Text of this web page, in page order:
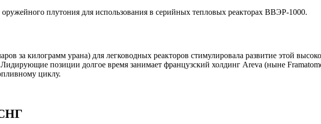
плутония для использования в серийных тепловых реакторах ВВЭР-1000.
за килограмм урана) для легководных реакторов стимулировала развитие этой
позиции долгое время занимает французский холдинг Areva (ныне
циклу.